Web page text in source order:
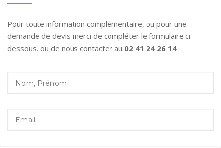
Pour toute information complémentaire, ou pour une
demande de devis merci de compléter le formulaire ci-
dessous, ou de nous contacter au 02 41 24 26 14